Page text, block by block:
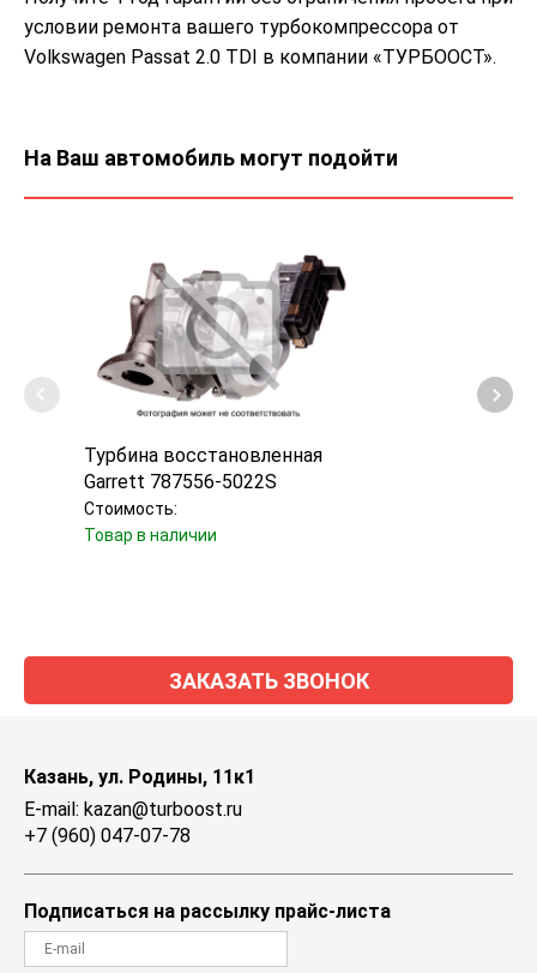
условии ремонта вашего турбокомпрессора от
Volkswagen Passat 2.0 TDI в компании «ТУРБООСТ».
На Ваш автомобиль могут подойти
Турбина восстановленная
Garrett 787556-5022S
Стоимость:
Товар в наличии
ЗАКАЗАТЬ ЗВОНОК
Казань, ул. Родины, 11к1
E-mail: kazan@turboost.ru
+7 (960) 047-07-78
Подписаться на рассылку прайс-листа